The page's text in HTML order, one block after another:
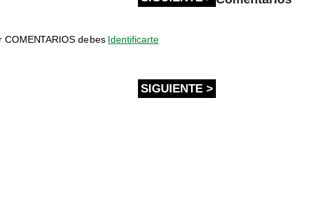
COMENTARIOS debes Identificarte
SIGUIENTE >